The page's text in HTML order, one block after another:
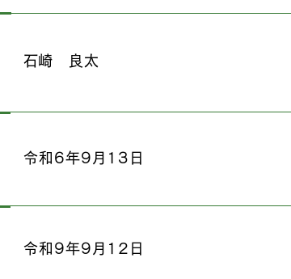
​石崎 良太
​令和6年9月13日
​令和9年9月12日